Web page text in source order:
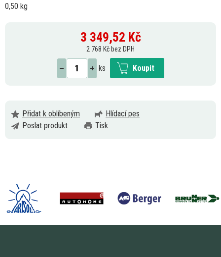
0,50 kg
3 349,52 Kč
2 768 Kč bez DPH
ks Koupit
Přidat k oblíbeným
Hlídací pes
Poslat produkt
Tisk